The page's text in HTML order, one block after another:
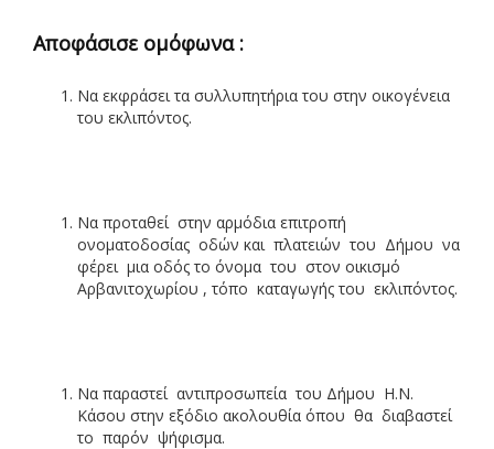
Αποφάσισε ομόφωνα :
Να εκφράσει τα συλλυπητήρια του στην οικογένεια
του εκλιπόντος.
Να προταθεί στην αρμόδια επιτροπή
ονοματοδοσίας οδών και πλατειών του Δήμου να
φέρει μια οδός το όνομα του στον οικισμό
Αρβανιτοχωρίου , τόπο καταγωγής του εκλιπόντος.
Να παραστεί αντιπροσωπεία του Δήμου Η.Ν.
Κάσου στην εξόδιο ακολουθία όπου θα διαβαστεί
το παρόν ψήφισμα.